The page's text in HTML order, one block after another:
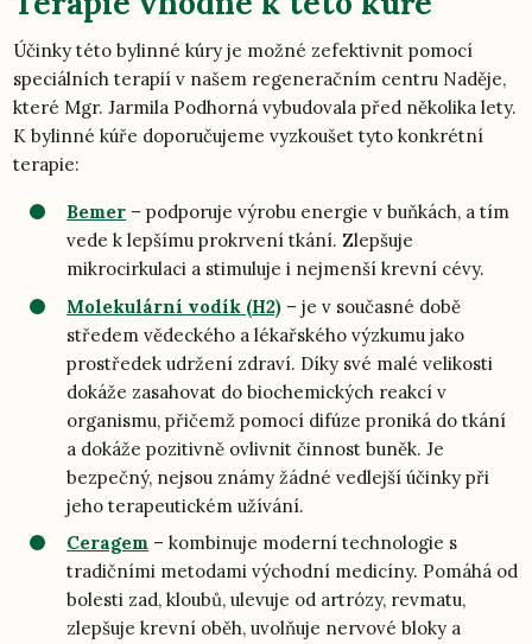
Účinky této bylinné kúry je možné zefektivnit pomocí
speciálních terapií v našem regeneračním centru Naděje,
které Mgr. Jarmila Podhorná vybudovala před několika lety.
K bylinné kúře doporučujeme vyzkoušet tyto konkrétní
terapie:
Bemer – podporuje výrobu energie v buňkách, a tím
vede k lepšímu prokrvení tkání. Zlepšuje
mikrocirkulaci a stimuluje i nejmenší krevní cévy.
Molekulární vodík (H2) – je v současné době
středem vědeckého a lékařského výzkumu jako
prostředek udržení zdraví. Díky své malé velikosti
dokáže zasahovat do biochemických reakcí v
organismu, přičemž pomocí difúze proniká do tkání
a dokáže pozitivně ovlivnit činnost buněk. Je
bezpečný, nejsou známy žádné vedlejší účinky při
jeho terapeutickém užívání.
Ceragem – kombinuje moderní technologie s
tradičními metodami východní medicíny. Pomáhá od
bolesti zad, kloubů, ulevuje od artrózy, revmatu,
zlepšuje krevní oběh, uvolňuje nervové bloky a